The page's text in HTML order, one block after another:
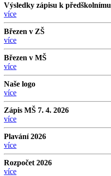
Výsledky zápisu k
více
Březen v ZŠ
více
Březen v MŠ
více
Naše logo
více
Zápis MŠ 7. 4. 2026
více
Plavání 2026
více
Rozpočet 2026
více